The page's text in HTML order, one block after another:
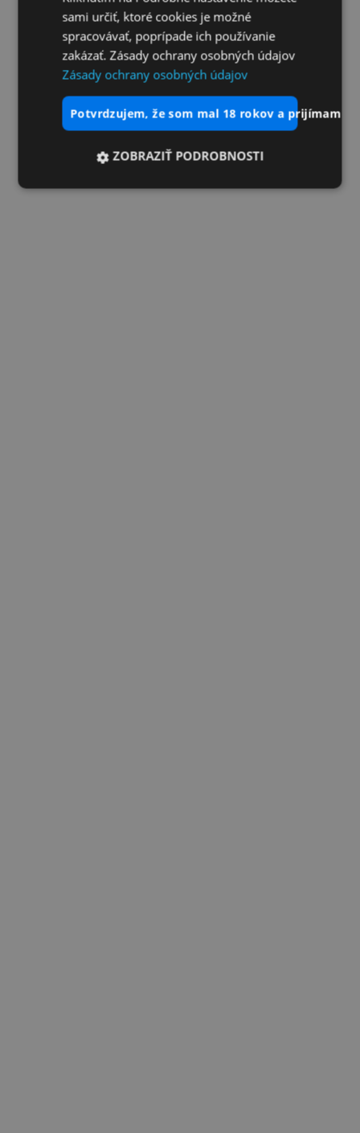
sami určiť, ktoré cookies je možné
spracovávať, poprípade ich používanie
zakázať. Zásady ochrany osobných údajov
Zásady ochrany osobných údajov
potvrdzujem, že som mal 18 rokov a prijímam
ZOBRAZIŤ PODROBNOSTI